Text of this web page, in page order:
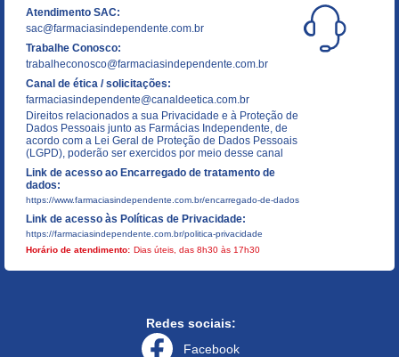
Atendimento SAC:
sac@farmaciasindependente.com.br
Trabalhe Conosco:
trabalheconosco@farmaciasindependente.com.br
Canal de ética / solicitações:
farmaciasindependente@canaldeetica.com.br
Direitos relacionados a sua Privacidade e à Proteção de
Dados Pessoais junto as Farmácias Independente, de
acordo com a Lei Geral de Proteção de Dados Pessoais
(LGPD), poderão ser exercidos por meio desse canal
Link de acesso ao Encarregado de tratamento de
dados:
https://www.farmaciasindependente.com.br/encarregado-de-dados
Link de acesso às Políticas de Privacidade:
https://farmaciasindependente.com.br/politica-privacidade
Horário de atendimento: Dias úteis, das 8h30 às 17h30
Redes sociais:
Facebook